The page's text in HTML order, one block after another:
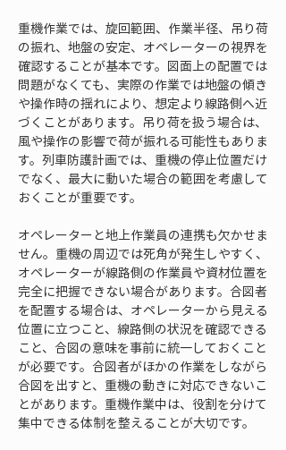
重機作業では、旋回範囲、作業半径、吊り荷
の振れ、地盤の安定、オペレーターの視界を
確認することが基本です。図面上の配置では
問題がなくても、実際の作業では地盤の傾き
や操作時の揺れにより、想定より線路側へ近
づくことがあります。吊り荷を扱う場合は、
風や操作の影響で荷が振れる可能性もありま
す。列車防護計画では、重機の停止位置だけ
でなく、最大に動いた場合の範囲を考慮して
おくことが重要です。
オペレーターと地上作業員の連携も欠かせま
せん。重機の周辺では死角が発生しやすく、
オペレーターが線路側の作業員や資材位置を
完全に把握できない場合があります。合図者
を配置する場合は、オペレーターから見える
位置に立つこと、線路側の状況を確認できる
こと、合図の意味を事前に統一しておくこと
が必要です。合図者がほかの作業をしながら
合図を出すと、重機の動きに対応できないこ
とがあります。重機作業中は、役割を分けて
集中できる体制を整えることが大切です。